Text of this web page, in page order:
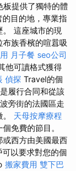
提供了獨特的體
的目的地，專業指
。 這座城市的現
族香檳的喧囂吸
月子餐 seo公司
他可讀格式獲得
偵探 Travel的個
履行合同和從該
旁街的法國區走
天母按摩療程
免費的節目。
西方由美國最西
可以要求對您的個
搬家費用 雙下巴